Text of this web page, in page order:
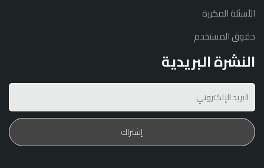
الأسئلة المكررة
حقوق المستخدم
النشرة البريدية